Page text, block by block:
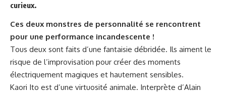
curieux.
Ces deux monstres de personnalité se rencontrent
pour une performance incandescente !
Tous deux sont faits d’une fantaisie débridée. Ils aiment le
risque de l’improvisation pour créer des moments
électriquement magiques et hautement sensibles.
Kaori Ito est d’une virtuosité animale. Interprète d’Alain